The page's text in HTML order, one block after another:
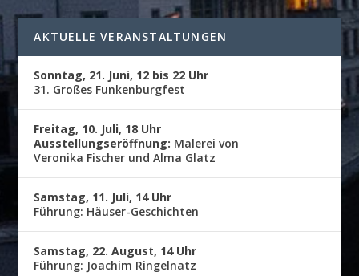
AKTUELLE VERANSTALTUNGEN
Sonntag, 21. Juni, 12 bis 22 Uhr
31. Großes Funkenburgfest
Freitag, 10. Juli, 18 Uhr
Ausstellungseröffnung: Malerei von
Veronika Fischer und Alma Glatz
Samstag, 11. Juli, 14 Uhr
Führung: Häuser-Geschichten
Samstag, 22. August, 14 Uhr
Führung: Joachim Ringelnatz